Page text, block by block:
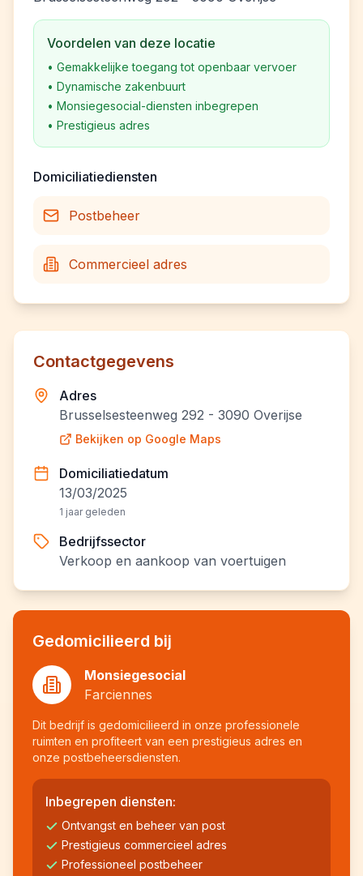
Voordelen van deze locatie
• Gemakkelijke toegang tot openbaar vervoer
• Dynamische zakenbuurt
• Monsiegesocial-diensten inbegrepen
• Prestigieus adres
Domiciliatiediensten
Postbeheer
Commercieel adres
Contactgegevens
Adres
Brusselsesteenweg 292 - 3090 Overijse
Bekijken op Google Maps
Domiciliatiedatum
13/03/2025
1 jaar geleden
Bedrijfssector
Verkoop en aankoop van voertuigen
Gedomicilieerd bij
Monsiegesocial
Farciennes
Dit bedrijf is gedomicilieerd in onze professionele
ruimten en profiteert van een prestigieus adres en
onze postbeheersdiensten.
Inbegrepen diensten:
Ontvangst en beheer van post
Prestigieus commercieel adres
Professioneel postbeheer